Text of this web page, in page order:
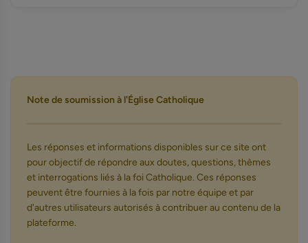
Note de soumission à l'Église Catholique
Les réponses et informations disponibles sur ce site ont
pour objectif de répondre aux doutes, questions, thèmes
et interrogations liés à la foi Catholique. Ces réponses
peuvent être fournies à la fois par notre équipe et par
d'autres utilisateurs autorisés à contribuer au contenu de la
plateforme.